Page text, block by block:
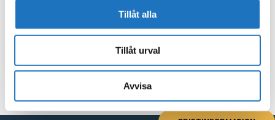
Tillåt alla
Tillåt urval
Avvisa